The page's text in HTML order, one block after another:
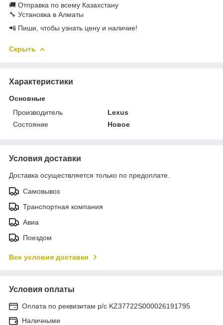
🚚 Отправка по всему Казахстану
🔧 Установка в Алматы
📲 Пиши, чтобы узнать цену и наличие!
Скрыть
Характеристики
Основные
Производитель
Lexus
Состояние
Новое
Условия доставки
Доставка осуществляется только по предоплате.
Самовывоз
Транспортная компания
Авиа
Поездом
Все условия доставки
Условия оплаты
Оплата по реквизитам р/с KZ37722S000026191795
Наличными